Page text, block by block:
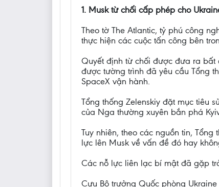
1. Musk từ chối cấp phép cho
Theo tờ The Atlantic, tỷ phú công
thực hiện các cuộc tấn công bên
Quyết định từ chối được đưa ra bất
được tường trình đã yêu cầu Tổng
SpaceX vận hành.
Tổng thống Zelenskiy đặt mục tiêu
của Nga thường xuyên bắn phá
Tuy nhiên, theo các nguồn tin,
lực lên Musk về vấn đề đó hay
Các nỗ lực liên lạc bí mật đã gặp
Cựu Bộ trưởng Quốc phòng